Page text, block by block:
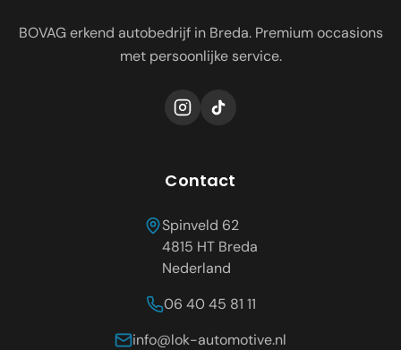
BOVAG erkend autobedrijf in Breda. Premium occasions
met persoonlijke service.
Contact
Spinveld 62
4815 HT Breda
Nederland
06 40 45 81 11
info@lok-automotive.nl